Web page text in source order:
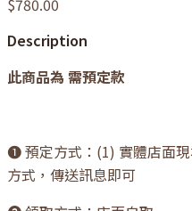
$780.00
Description
此商品為 需預定款
❶ 預定方式：(1) 實體店面
方式，傳送訊息即可